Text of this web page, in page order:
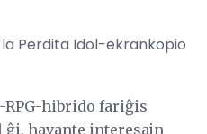
Perdita Idol-ekrankopio
hibrido fariĝis
havante interesajn